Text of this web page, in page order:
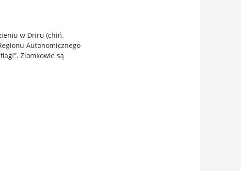
w Driru (chiń.
Autonomicznego
Ziomkowie są